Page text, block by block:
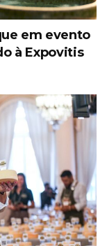
em evento
à Expovitis